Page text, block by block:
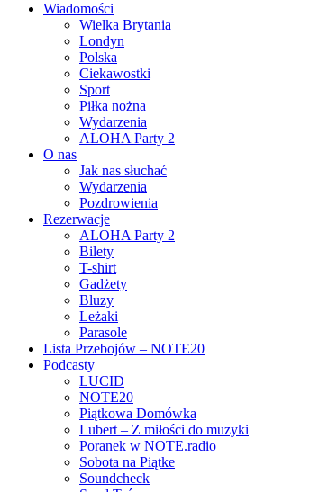
Wiadomości
Wielka Brytania
Londyn
Polska
Ciekawostki
Sport
Piłka nożna
Wydarzenia
ALOHA Party 2
O nas
Jak nas słuchać
Wydarzenia
Pozdrowienia
Rezerwacje
ALOHA Party 2
Bilety
T-shirt
Gadżety
Bluzy
Leżaki
Parasole
Lista Przebojów – NOTE20
Podcasty
LUCID
NOTE20
Piątkowa Domówka
Lubert – Z miłości do muzyki
Poranek w NOTE.radio
Sobota na Piątke
Soundcheck